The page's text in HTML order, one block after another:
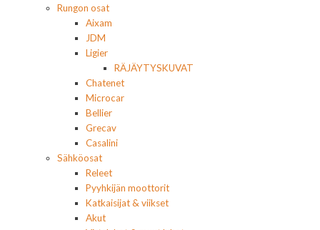
Rungon osat
Aixam
JDM
Ligier
RÄJÄYTYSKUVAT
Chatenet
Microcar
Bellier
Grecav
Casalini
Sähköosat
Releet
Pyyhkijän moottorit
Katkaisijat & viikset
Akut